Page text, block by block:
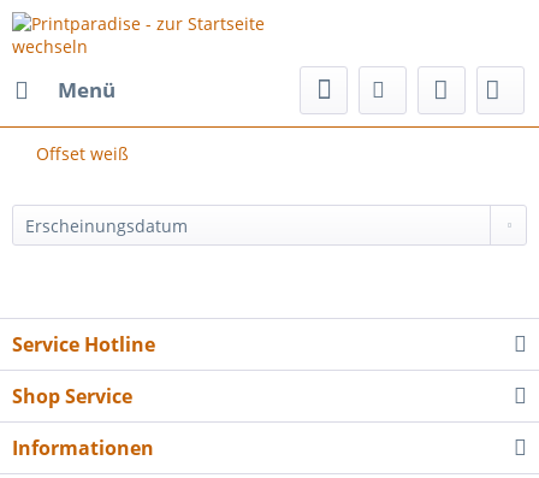
Menü
Offset weiß
Service Hotline
Shop Service
Informationen